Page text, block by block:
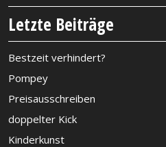
Letzte Beiträge
Bestzeit verhindert?
Pompey
Preisausschreiben
doppelter Kick
Kinderkunst